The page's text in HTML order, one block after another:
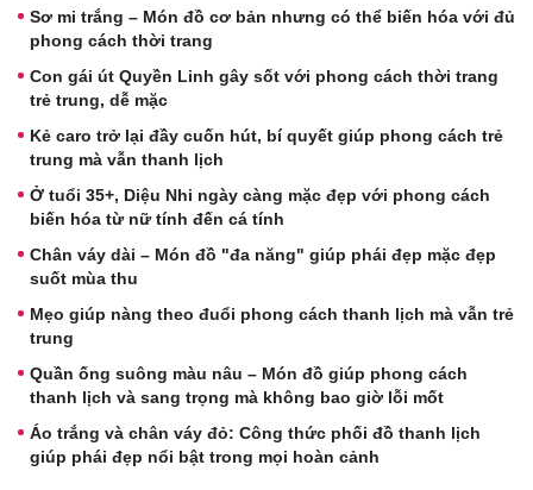
Sơ mi trắng – Món đồ cơ bản nhưng có thể biến hóa với đủ
phong cách thời trang
Con gái út Quyền Linh gây sốt với phong cách thời trang
trẻ trung, dễ mặc
Kẻ caro trở lại đầy cuốn hút, bí quyết giúp phong cách trẻ
trung mà vẫn thanh lịch
Ở tuổi 35+, Diệu Nhi ngày càng mặc đẹp với phong cách
biến hóa từ nữ tính đến cá tính
Chân váy dài – Món đồ "đa năng" giúp phái đẹp mặc đẹp
suốt mùa thu
Mẹo giúp nàng theo đuổi phong cách thanh lịch mà vẫn trẻ
trung
Quần ống suông màu nâu – Món đồ giúp phong cách
thanh lịch và sang trọng mà không bao giờ lỗi mốt
Áo trắng và chân váy đỏ: Công thức phối đồ thanh lịch
giúp phái đẹp nổi bật trong mọi hoàn cảnh